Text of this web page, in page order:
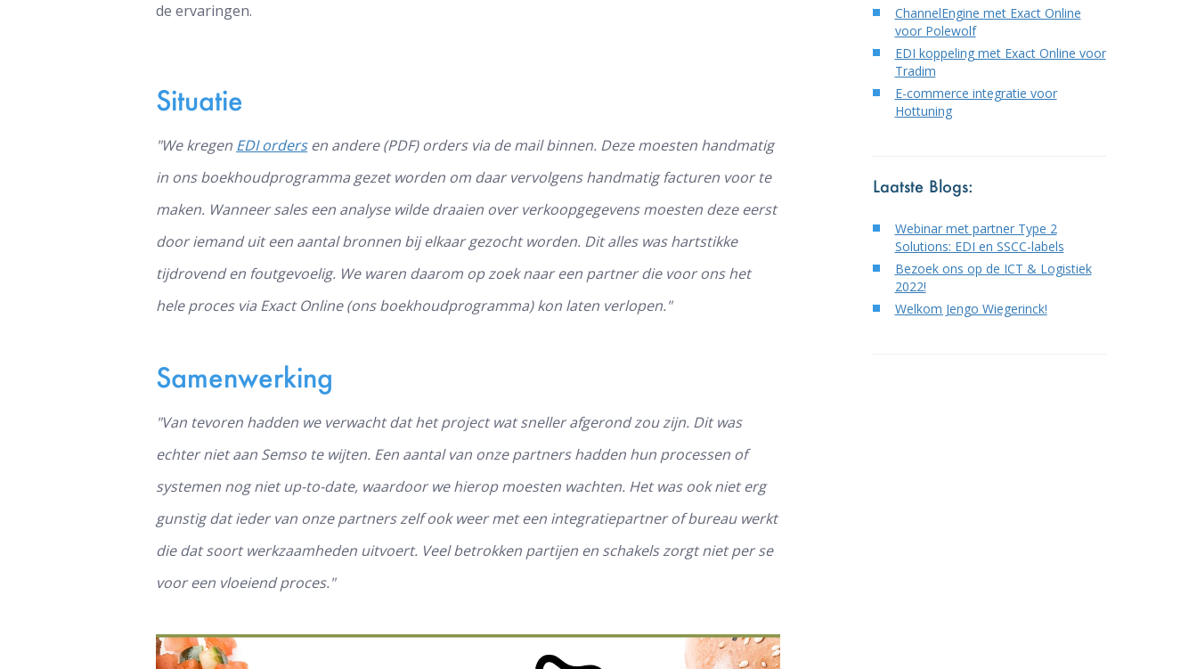
de ervaringen.
Situatie
"We kregen EDI ordersen andere (PDF) orders via de mail binnen. Deze moesten handmatig
in ons boekhoudprogramma gezet worden om daar vervolgens handmatig facturen voor te
maken. Wanneer sales een analyse wilde draaien over verkoopgegevens moesten deze eerst
door iemand uit een aantal bronnen bij elkaar gezocht worden. Dit alles was hartstikke
tijdrovend en foutgevoelig. We waren daarom op zoek naar een partner die voor ons het
hele proces via Exact Online (ons boekhoudprogramma) kon laten verlopen."
Samenwerking
"Van tevoren hadden we verwacht dat het project wat sneller afgerond zou zijn. Dit was
echter niet aan Semso te wijten. Een aantal van onze partners hadden hun processen of
systemen nog niet up-to-date, waardoor we hierop moesten wachten. Het was ook niet erg
gunstig dat ieder van onze partners zelf ook weer met een integratiepartner of bureau werkt
die dat soort werkzaamheden uitvoert. Veel betrokken partijen en schakels zorgt niet per se
voor een vloeiend proces."
ChannelEngine met Exact Online
voor Polewolf
EDI koppeling met Exact Online voor
Tradim
E-commerce integratie voor
Hottuning
Laatste Blogs:
Webinar met partner Type 2
Solutions: EDI en SSCC-labels
Bezoek ons op de ICT & Logistiek
2022!
Welkom Jengo Wiegerinck!